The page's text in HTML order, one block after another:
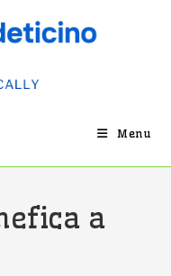
Menu
a